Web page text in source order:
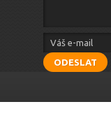
ODESLAT